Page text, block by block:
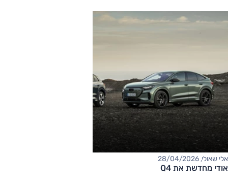
אלי שאולי, 28/04/2026
אודי מחדשת את Q4